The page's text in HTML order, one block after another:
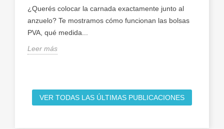
¿Querés colocar la carnada exactamente junto al
anzuelo? Te mostramos cómo funcionan las bolsas
PVA, qué medida...
Leer más
VER TODAS LAS ÚLTIMAS PUBLICACIONES